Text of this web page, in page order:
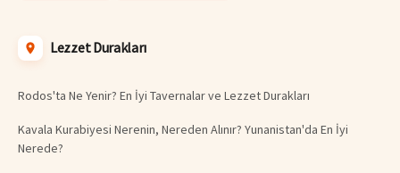
Lezzet Durakları
Rodos'ta Ne Yenir? En İyi Tavernalar ve Lezzet Durakları
Kavala Kurabiyesi Nerenin, Nereden Alınır? Yunanistan'da En İyi
Nerede?